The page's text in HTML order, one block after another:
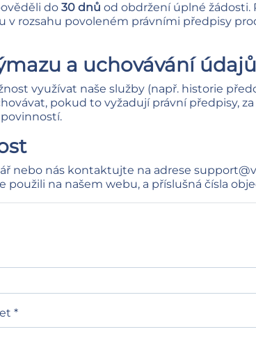
do 30 dnů od obdržení úplné žádosti.
v rozsahu povoleném právními předpisy
a uchovávání údajů
využívat naše služby (např. historie
pokud to vyžadují právní předpisy,
nebo nás kontaktujte na adrese
použili na našem webu, a příslušná čísla
*